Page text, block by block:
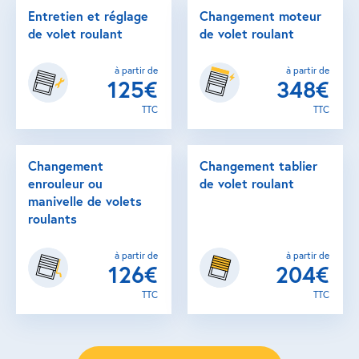
Entretien et réglage
de volet roulant
à partir de
125€
TTC
Changement moteur
de volet roulant
à partir de
348€
TTC
Changement
enrouleur ou
manivelle de volets
roulants
à partir de
126€
TTC
Changement tablier
de volet roulant
à partir de
204€
TTC